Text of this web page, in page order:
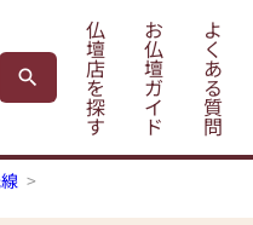
仏
壇
店
を
探
す
お
仏
壇
ガ
イ
ド
よ
く
あ
る
質
問